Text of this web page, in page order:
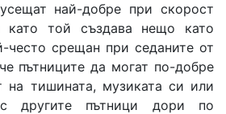
най-добре при скорост
той създава нещо като
често срещан при седаните от
пътниците да могат по-добре
на тишината, музиката си или
другите пътници дори по